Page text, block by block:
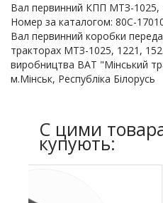
Вал первинний КПП МТЗ-1025,
Номер за каталогом: 80С-
Вал первинний коробки
тракторах МТЗ-1025, 1221,
виробництва ВАТ "Мінський
м.Мінськ, Республіка Білорусь
C цими
купують: